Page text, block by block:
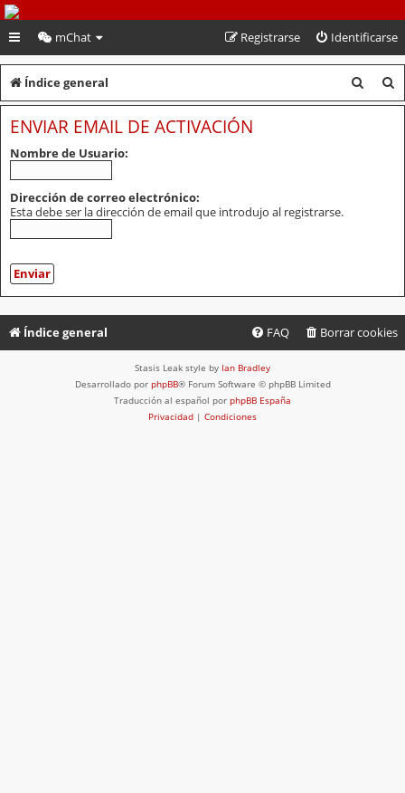
PeruVoley.com
mChat Identificarse
Registrarse
Índice general
u
u
ENVIAR EMAIL DE ACTIVACIÓN
Nombre de Usuario:
Dirección de correo electrónico:
Esta debe ser la dirección de email que introdujo al registrarse.
Índice general Borrar cookies
FAQ
Stasis Leak style by Ian Bradley
Desarrollado por phpBB® Forum Software © phpBB Limited
Traducción al español por phpBB España
Privacidad | Condiciones